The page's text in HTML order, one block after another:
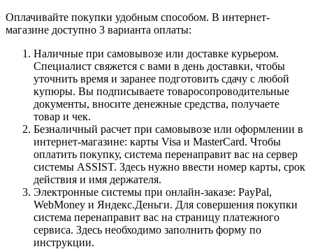
Оплачивайте покупки удобным способом. В интернет-
магазине доступно 3 варианта оплаты:
Наличные при самовывозе или доставке курьером.
Специалист свяжется с вами в день доставки, чтобы
уточнить время и заранее подготовить сдачу с любой
купюры. Вы подписываете товаросопроводительные
документы, вносите денежные средства, получаете
товар и чек.
Безналичный расчет при самовывозе или оформлении в
интернет-магазине: карты Visa и MasterCard. Чтобы
оплатить покупку, система перенаправит вас на сервер
системы ASSIST. Здесь нужно ввести номер карты, срок
действия и имя держателя.
Электронные системы при онлайн-заказе: PayPal,
WebMoney и Яндекс.Деньги. Для совершения покупки
система перенаправит вас на страницу платежного
сервиса. Здесь необходимо заполнить форму по
инструкции.